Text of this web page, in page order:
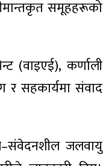
समूहहरूको
(वाइएई), कर्णाली
र सहकार्यमा संवाद
जलवायु